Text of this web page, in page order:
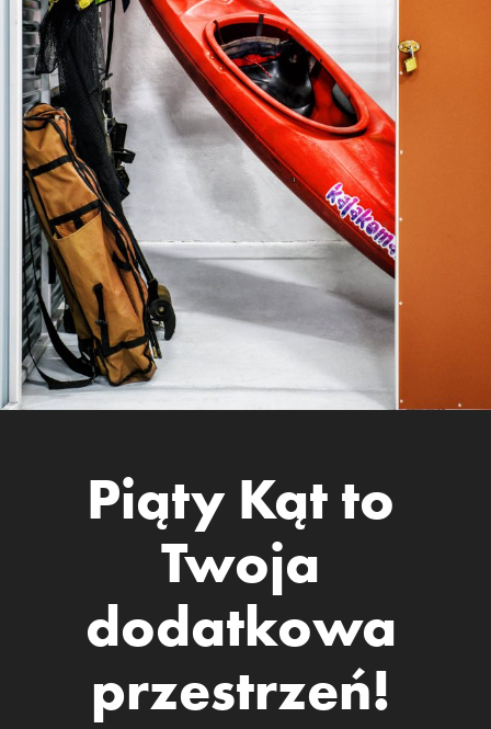
Piąty Kąt to
Twoja
dodatkowa
przestrzeń!